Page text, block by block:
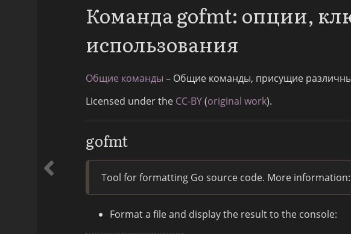
Команда gofmt: опции,
использования
Общие команды – Общие команды, присущие
Licensed under the CC-BY(original work).
gofmt
Tool for formatting Go source code. More information:
Format a file and display the result to the console: